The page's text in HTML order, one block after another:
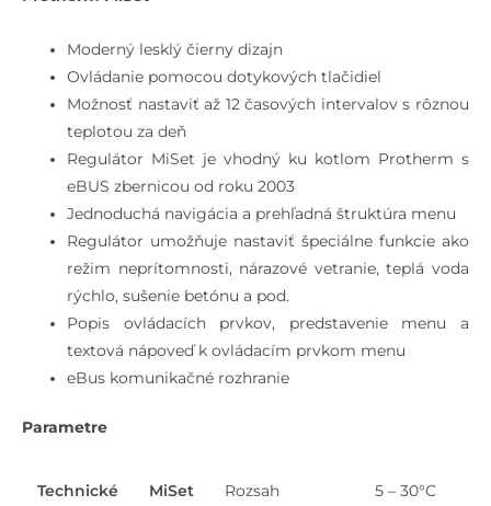
Moderný lesklý čierny dizajn
Ovládanie pomocou dotykových tlačidiel
Možnosť nastaviť až 12 časových intervalov s rôznou
teplotou za deň
Regulátor MiSet je vhodný ku kotlom Protherm s
eBUS zbernicou od roku 2003
Jednoduchá navigácia a prehľadná štruktúra menu
Regulátor umožňuje nastaviť špeciálne funkcie ako
režim neprítomnosti, nárazové vetranie, teplá voda
rýchlo, sušenie betónu a pod.
Popis ovládacích prvkov, predstavenie menu a
textová nápoveď k ovládacím prvkom menu
eBus komunikačné rozhranie
Parametre
Technické
MiSet
Rozsah
5 – 30°C